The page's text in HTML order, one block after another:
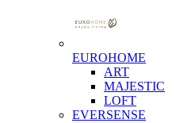
EUROHOME
ART
MAJESTIC
LOFT
EVERSENSE